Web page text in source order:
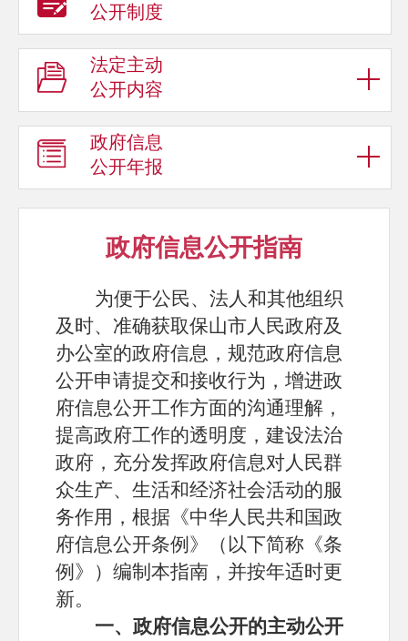
公开制度
法定主动
公开内容
政府信息
公开年报
政府信息公开指南
为便于公民、法人和其他组织
及时、准确获取保山市人民政府及
办公室的政府信息，规范政府信息
公开申请提交和接收行为，增进政
府信息公开工作方面的沟通理解，
提高政府工作的透明度，建设法治
政府，充分发挥政府信息对人民群
众生产、生活和经济社会活动的服
务作用，根据《中华人民共和国政
府信息公开条例》（以下简称《条
例》）编制本指南，并按年适时更
新。
一、政府信息公开的主动公开